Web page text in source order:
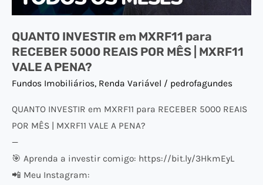
QUANTO INVESTIR em MXRF11 para
RECEBER 5000 REAIS POR MÊS | MXRF11
VALE A PENA?
Fundos Imobiliários, Renda Variável / pedrofagundes
QUANTO INVESTIR em MXRF11 para RECEBER 5000 REAIS
POR MÊS | MXRF11 VALE A PENA?
—
🎯 Aprenda a investir comigo: https://bit.ly/3HkmEyL
📲 Meu Instagram:
REAIS
MÊS
MXRF11
VALE